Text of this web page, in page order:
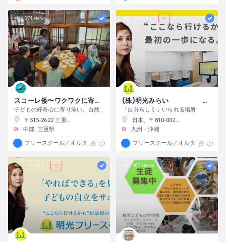
374 views
スコーレ倭〜ワクワクに寄り添う学校〜
〒515-2622 三重県津市白山町中ノ村１３８−４
中部 三重県
フリースクール／オルタナティブスクール
(株)明光みらい 明光フリースクール薬院本校
「自分らしく」いられる場所
日本、〒810-0022 福岡県福岡市中央区薬院１−１０−６ フォレスト薬院大通り
九州・沖縄
フリースクール／オルタナティブス
19 views 467 views